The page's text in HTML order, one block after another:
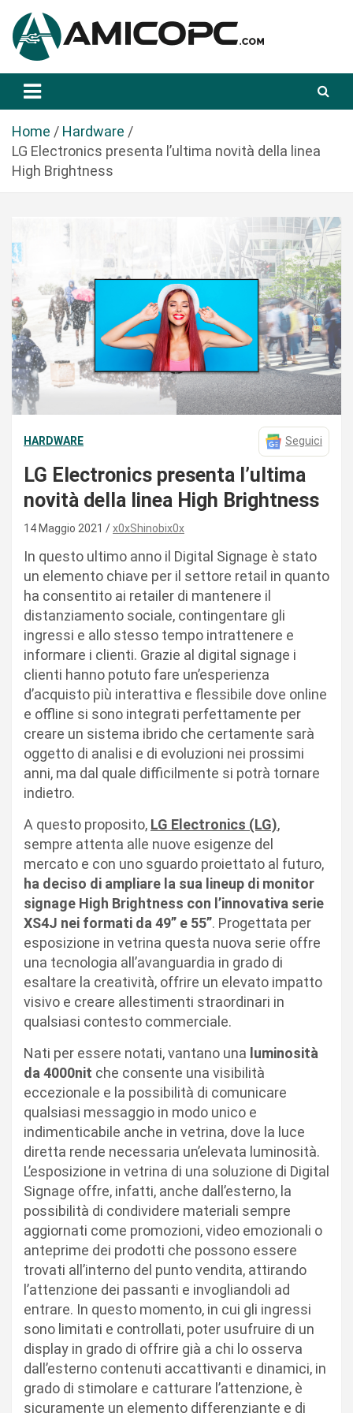
a
Amicopc.com
Home
Hardware
LG Electronics presenta l’ultima novità della linea
High Brightness
HARDWARE Seguici
LG Electronics presenta l’ultima
novità della linea High Brightness
14 Maggio 2021 x0xShinobix0x
In questo ultimo anno il Digital Signage è stato
un elemento chiave per il settore retail in quanto
ha consentito ai retailer di mantenere il
distanziamento sociale, contingentare gli
ingressi e allo stesso tempo intrattenere e
informare i clienti. Grazie al digital signage i
clienti hanno potuto fare un’esperienza
d’acquisto più interattiva e flessibile dove online
e offline si sono integrati perfettamente per
creare un sistema ibrido che certamente sarà
oggetto di analisi e di evoluzioni nei prossimi
anni, ma dal quale difficilmente si potrà tornare
indietro.
A questo proposito, LG Electronics (LG),
sempre attenta alle nuove esigenze del
mercato e con uno sguardo proiettato al futuro,
ha deciso di ampliare la sua lineup di monitor
signage High Brightness con l’innovativa serie
XS4J nei formati da 49” e 55”. Progettata per
esposizione in vetrina questa nuova serie offre
una tecnologia all’avanguardia in grado di
esaltare la creatività, offrire un elevato impatto
visivo e creare allestimenti straordinari in
qualsiasi contesto commerciale.
Nati per essere notati, vantano una luminosità
da 4000nit che consente una visibilità
eccezionale e la possibilità di comunicare
qualsiasi messaggio in modo unico e
indimenticabile anche in vetrina, dove la luce
diretta rende necessaria un’elevata luminosità.
L’esposizione in vetrina di una soluzione di Digital
Signage offre, infatti, anche dall’esterno, la
possibilità di condividere materiali sempre
aggiornati come promozioni, video emozionali o
anteprime dei prodotti che possono essere
trovati all’interno del punto vendita, attirando
l’attenzione dei passanti e invogliandoli ad
entrare. In questo momento, in cui gli ingressi
sono limitati e controllati, poter usufruire di un
display in grado di offrire già a chi lo osserva
dall’esterno contenuti accattivanti e dinamici, in
grado di stimolare e catturare l’attenzione, è
sicuramente un elemento differenziante e di